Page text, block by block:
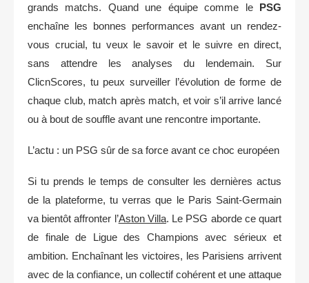
grands matchs. Quand une équipe comme le
PSG
enchaîne les bonnes performances avant un rendez-
vous crucial, tu veux le savoir et le suivre en direct,
sans attendre les analyses du lendemain. Sur
ClicnScores, tu peux surveiller l’évolution de forme de
chaque club, match après match, et voir s’il arrive lancé
ou à bout de souffle avant une rencontre importante.
L’actu : un PSG sûr de sa force avant ce choc européen
Si tu prends le temps de consulter les dernières actus
de la plateforme, tu verras que le Paris Saint-Germain
va bientôt affronter l’Aston Villa. Le PSG aborde ce quart
de finale de Ligue des Champions avec sérieux et
ambition. Enchaînant les victoires, les Parisiens arrivent
avec de la confiance, un collectif cohérent et une attaque